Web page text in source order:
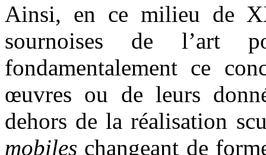
Ainsi, en ce milieu de
sournoises de l’art
fondamentalement ce
œuvres ou de leurs
dehors de la réalisation
mobiles changeant de